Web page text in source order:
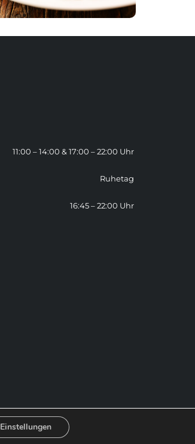
11:00 – 14:00 & 17:00 – 22:00 Uhr
Ruhetag
16:45 – 22:00 Uhr
Einstellungen